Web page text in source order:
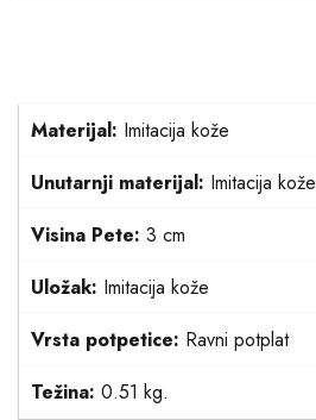
Materijal: Imitacija kože
Unutarnji materijal: Imitacija kože
Visina Pete: 3 cm
Uložak: Imitacija kože
Vrsta potpetice: Ravni potplat
Težina: 0.51 kg.